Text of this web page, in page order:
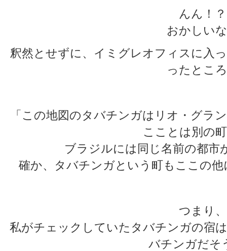
んん！？
おかしい
釈然とせずに、イミグレオフィスに入
ったとこ
「この地図のタバチンガはリオ・グラ
こことは別の
ブラジルには同じ名前の都市
確か、タバチンガという町もここの
つまり、
私がチェックしていたタバチンガの宿
バチンガだそ